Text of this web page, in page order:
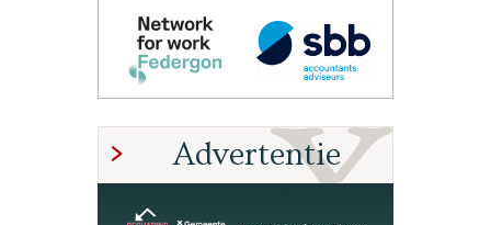
Advertentie